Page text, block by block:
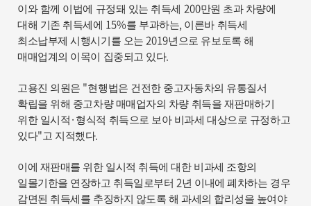
이와 함께 이법에 규정돼 있는 취득세 200만원 초과 차량에
대해 기존 취득세에 15%를 부과하는, 이른바 취득세
최소납부제 시행시기를 오는2019년으로 유보토록 해
매매업계의 이목이 집중되고 있다.
고용진 의원은 "현행법은 건전한 중고자동차의 유통질서
확립을 위해 중고차량 매매업자의 차량 취득을 재판매하기
위한 일시적 · 형식적 취득으로 보아 비과세 대상으로 규정하고
있다"고 지적했다.
이에 재판매를 위한 일시적 취득에 대한 비과세 조항의
일몰기한을 연장하고 취득일로부터 2년 이내에 폐차하는 경우
감면된 취득세를 추징하지 않도록 해 과세의 합리성을 높여야